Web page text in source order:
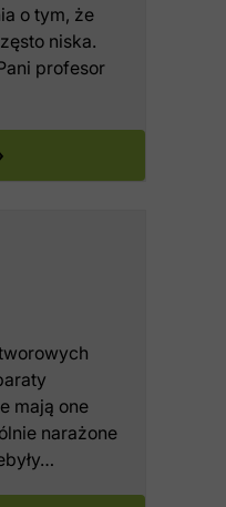
o tym, że
niska.
profesor
mają one
narażone